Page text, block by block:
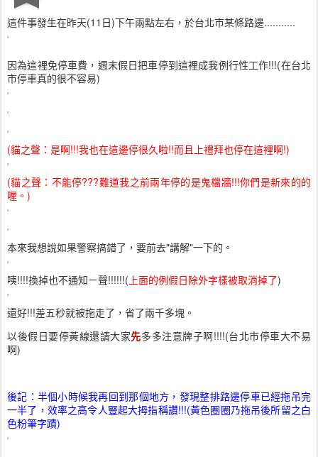
這件事發生在昨天(11日)下午兩點左右，於台北市某條路邊...........
因為這裡免停車費，週末假日把車停到這裡成我例行性工作!!!(在台北
市停車真的很不容易)
(貓之聲：是啊!!!我也在這邊停很久啦!!而且上禮拜也停在這裡啊!)
(貓之聲：不能停???難道我之前兩年停的是鬼檔牆!!!你們是新來的的
喔。)
本來我想說如果警察搞錯了，要前去"講解"一下的。
咦!!!!換掉也不通知ㄧ聲!!!!!!( 上面的例假日除外字樣被取消掉了)
還好!!!差五秒就被拖走了，省了兩千多塊。
以後假日要停黃線還請大家先多多注意牌子啊!!!!(台北市停車大不易
啊)
後記：半個小時候我再回到那個地方，發現整排路邊停車已經拖吊完
一半了，效率之高令人豎起大拇指稱讚!!!(黃色圈圈乃拖吊後所留之白
色粉筆字蹟)